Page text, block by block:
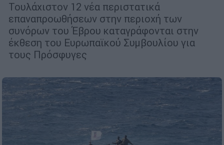
Τουλάχιστον 12 νέα περιστατικά
επαναπροωθήσεων στην περιοχή των
συνόρων του Έβρου καταγράφονται στην
έκθεση του Ευρωπαϊκού Συμβουλίου για
τους Πρόσφυγες